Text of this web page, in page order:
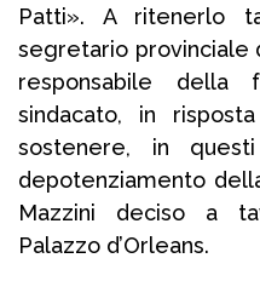
Patti». A ritenerlo
segretario provinciale
responsabile della
sindacato, in
sostenere, in
depotenziamento
Mazzini deciso a
Palazzo d’Orleans.